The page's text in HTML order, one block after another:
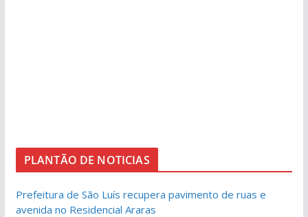
PLANTÃO DE NOTICIAS
Prefeitura de São Luís recupera pavimento de ruas e
avenida no Residencial Araras